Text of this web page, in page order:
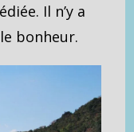
Il n’y a
bonheur.